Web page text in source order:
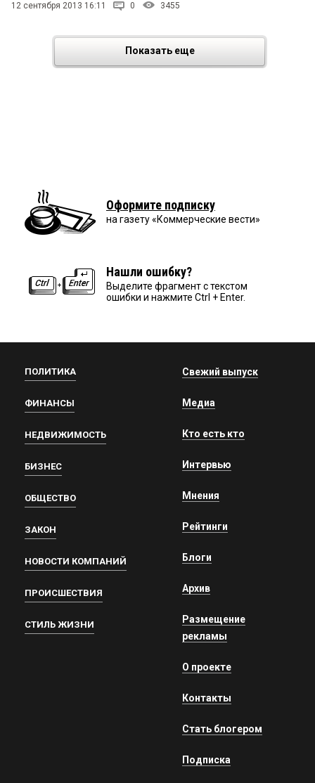
12 сентября 2013 16:11 0 3455
Показать еще
Оформите подписку
на газету «Коммерческие вести»
Нашли ошибку?
Выделите фрагмент с текстом
ошибки и нажмите Ctrl + Enter.
ПОЛИТИКА
ФИНАНСЫ
НЕДВИЖИМОСТЬ
БИЗНЕС
ОБЩЕСТВО
ЗАКОН
НОВОСТИ КОМПАНИЙ
ПРОИСШЕСТВИЯ
СТИЛЬ ЖИЗНИ
Свежий выпуск
Медиа
Кто есть кто
Интервью
Мнения
Рейтинги
Блоги
Архив
Размещение
рекламы
О проекте
Контакты
Стать блогером
Подписка